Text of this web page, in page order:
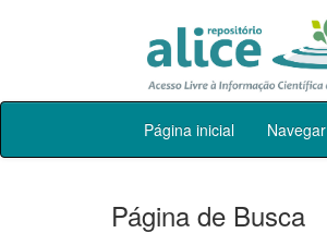
Skip
Página inicial Navegar
Página de Busca